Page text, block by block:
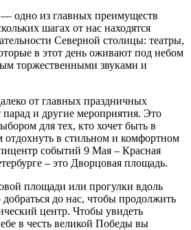
одно из главных преимуществ
шагах от нас находятся
Северной столицы: театры,
в этот день оживают под небом
торжественными звуками и
от главных праздничных
и другие мероприятия. Это
для тех, кто хочет быть в
отдохнуть в стильном и комфортном
событий 9 Мая – Красная
– это Дворцовая площадь.
площади или прогулки вдоль
до нас, чтобы продолжить
центр. Чтобы увидеть
в честь великой Победы вы